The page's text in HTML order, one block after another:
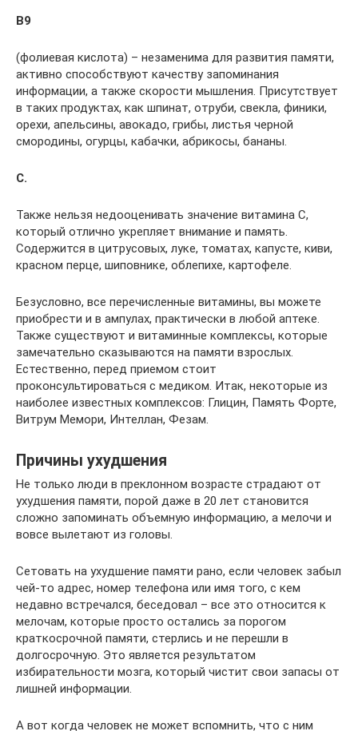
В9
(фолиевая кислота) – незаменима для развития памяти,
активно способствуют качеству запоминания
информации, а также скорости мышления. Присутствует
в таких продуктах, как шпинат, отруби, свекла, финики,
орехи, апельсины, авокадо, грибы, листья черной
смородины, огурцы, кабачки, абрикосы, бананы.
С.
Также нельзя недооценивать значение витамина С,
который отлично укрепляет внимание и память.
Содержится в цитрусовых, луке, томатах, капусте, киви,
красном перце, шиповнике, облепихе, картофеле.
Безусловно, все перечисленные витамины, вы можете
приобрести и в ампулах, практически в любой аптеке.
Также существуют и витаминные комплексы, которые
замечательно сказываются на памяти взрослых.
Естественно, перед приемом стоит
проконсультироваться с медиком. Итак, некоторые из
наиболее известных комплексов: Глицин, Память Форте,
Витрум Мемори, Интеллан, Фезам.
Причины ухудшения
Не только люди в преклонном возрасте страдают от
ухудшения памяти, порой даже в 20 лет становится
сложно запоминать объемную информацию, а мелочи и
вовсе вылетают из головы.
Сетовать на ухудшение памяти рано, если человек забыл
чей-то адрес, номер телефона или имя того, с кем
недавно встречался, беседовал – все это относится к
мелочам, которые просто остались за порогом
краткосрочной памяти, стерлись и не перешли в
долгосрочную. Это является результатом
избирательности мозга, который чистит свои запасы от
лишней информации.
А вот когда человек не может вспомнить, что с ним